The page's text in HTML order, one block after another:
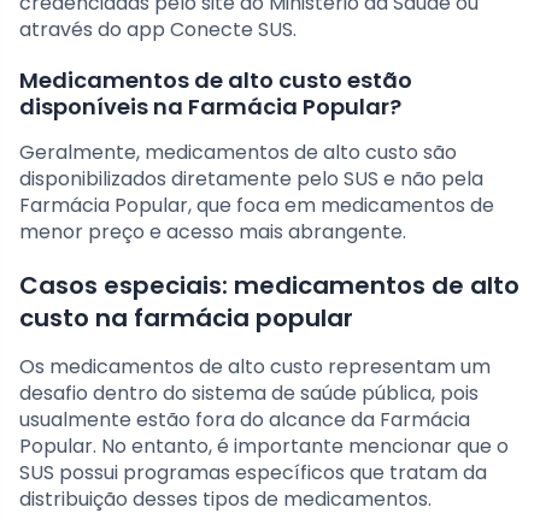
através do app Conecte SUS.
Medicamentos de alto custo estão
disponíveis na Farmácia Popular?
Geralmente, medicamentos de alto custo são
disponibilizados diretamente pelo SUS e não pela
Farmácia Popular, que foca em medicamentos de
menor preço e acesso mais abrangente.
Casos especiais: medicamentos de alto
custo na farmácia popular
Os medicamentos de alto custo representam um
desafio dentro do sistema de saúde pública, pois
usualmente estão fora do alcance da Farmácia
Popular. No entanto, é importante mencionar que o
SUS possui programas específicos que tratam da
distribuição desses tipos de medicamentos.